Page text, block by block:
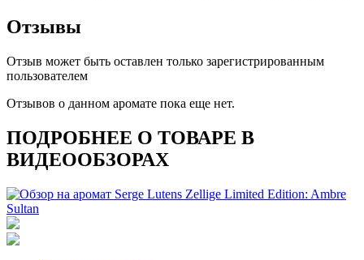
Отзывы
Отзыв может быть оставлен только зарегистрированным
пользователем
Отзывов о данном аромате пока еще нет.
ПОДРОБНЕЕ О ТОВАРЕ В
ВИДЕООБЗОРАХ